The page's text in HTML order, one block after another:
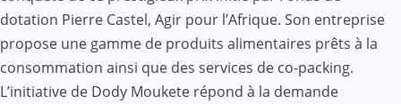
dotation Pierre Castel, Agir pour l’Afrique. Son entreprise
propose une gamme de produits alimentaires prêts à la
consommation ainsi que des services de co-packing.
L’initiative de Dody Moukete répond à la demande